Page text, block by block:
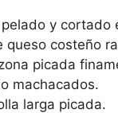
y cortado
queso costeño
picada
machacados.
larga picada.